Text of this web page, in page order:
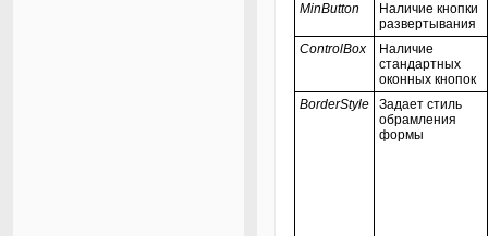
MinButton
Наличие кнопки
развертывания
ControlBox
Наличие
стандартных
оконных кнопок
BorderStyle
Задает стиль
обрамления
формы